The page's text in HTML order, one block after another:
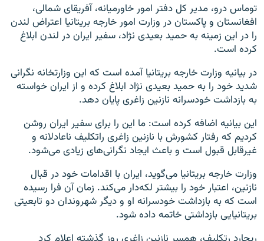
توماس درو، مدیر کل دفتر امور خاورمیانه، آفریقای شمالی،
افغانستان و پاکستان در وزارت امور خارجه بریتانیا اعتراض لندن
را در این زمینه به حمید بعیدی نژاد، سفیر ایران در لندن ابلاغ
کرده است.
در بیانیه وزارت خارجه بریتانیا آمده است که این وزارتخانه نگرانی‌
شدید خود را به حمید بعیدی نژاد ابلاغ کرده و از ایران خواسته
به بازداشت خودسرانه نازنین زاغری پایان دهد.
این بیانیه اضافه کرده است: ما این را برای سفیر ایران روشن
کردیم که رفتار کشورش با نازنین زاغری راتکلیف ناعادلانه و
غیرقابل قبول است و باعث ایجاد نگرانی‌های زیادی می‌شود.
وزارت خارجه بریتانیا می‌گوید، ایران با اقدامات خود در قبال
نازنین، اعتبار خود را بیشتر لکه‌دار می‌کند. زمان آن فرا رسیده
است که به بازداشت خودسرانه او و دیگر شهروندان دو تابعیتی
بریتانیایی بازداشتی خاتمه داده شود.